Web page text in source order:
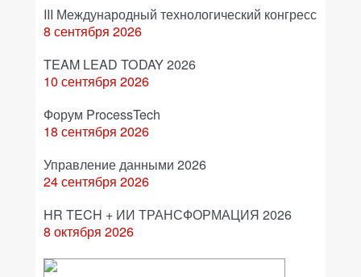
III Международный технологический конгресс
8 сентября 2026
TEAM LEAD TODAY 2026
10 сентября 2026
Форум ProcessTech
18 сентября 2026
Управление данными 2026
24 сентября 2026
HR TECH + ИИ ТРАНСФОРМАЦИЯ 2026
8 октября 2026